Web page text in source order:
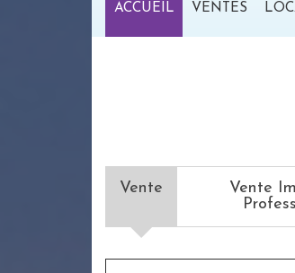
ACCUEIL VENTES
Vente
Vente